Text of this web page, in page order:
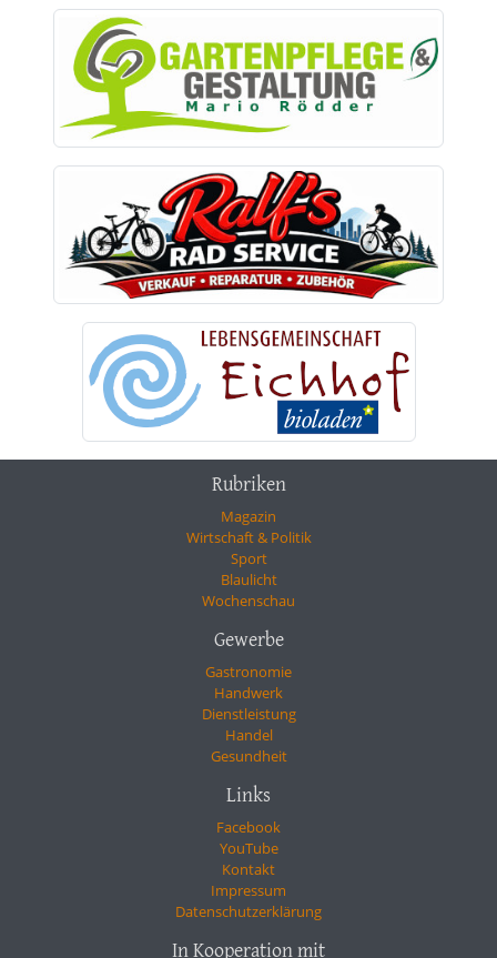
Rubriken
Magazin
Wirtschaft & Politik
Sport
Blaulicht
Wochenschau
Gewerbe
Gastronomie
Handwerk
Dienstleistung
Handel
Gesundheit
Links
Facebook
YouTube
Kontakt
Impressum
Datenschutzerklärung
In Kooperation mit